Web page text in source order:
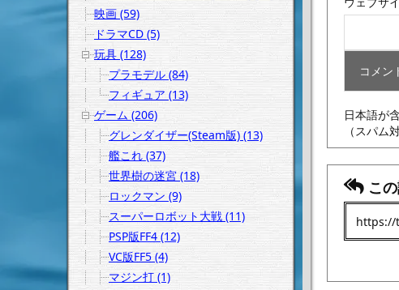
日本語が
（スパム
こ
映画 (59)
ドラマCD (5)
玩具 (128)
プラモデル (84)
フィギュア (13)
ゲーム (206)
グレンダイザー(Steam版) (13)
艦これ (37)
世界樹の迷宮 (18)
ロックマン (9)
スーパーロボット大戦 (11)
PSP版FF4 (12)
VC版FF5 (4)
マジン打 (1)